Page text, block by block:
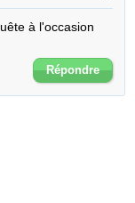
à l'occasion
Répondre